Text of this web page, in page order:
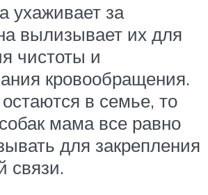
ухаживает за
вылизывает их для
чистоты и
кровообращения.
в семье, то
мама все равно
для закрепления
связи.